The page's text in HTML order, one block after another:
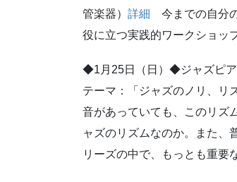
管楽器） 詳細 今までの自分
役に立つ実践的ワークショッ
◆1月25日（日）◆ジャズピア
テーマ：「ジャズのノリ、リ
音があっていても、このリズ
ャズのリズムなのか。また、
リーズの中で、もっとも重要